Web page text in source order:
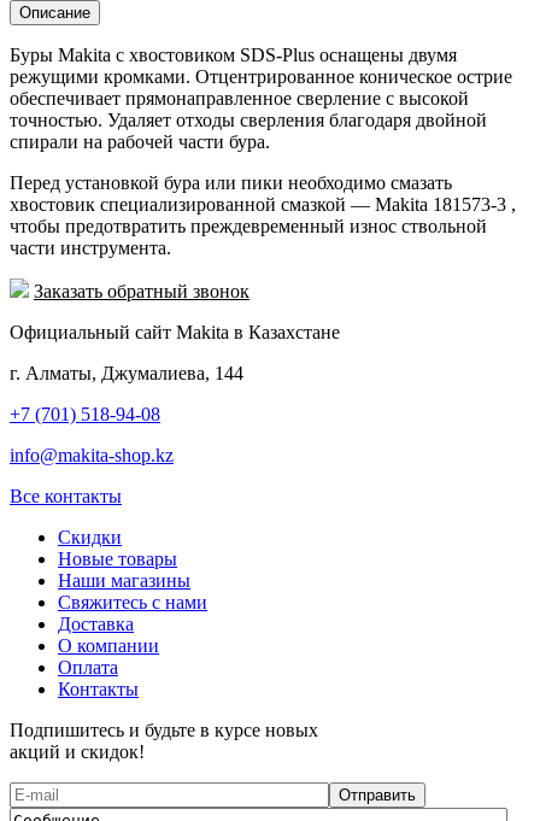
Описание
Буры Makita с хвостовиком SDS-Plus оснащены двумя
режущими кромками. Отцентрированное коническое острие
обеспечивает прямонаправленное сверление с высокой
точностью. Удаляет отходы сверления благодаря двойной
спирали на рабочей части бура.
Перед установкой бура или пики необходимо смазать
хвостовик специализированной смазкой — Makita 181573-3 ,
чтобы предотвратить преждевременный износ ствольной
части инструмента.
Заказать обратный звонок
Официальный сайт Makita в Казахстане
г. Алматы, Джумалиева, 144
+7 (701) 518-94-08
info@makita-shop.kz
Все контакты
Скидки
Новые товары
Наши магазины
Свяжитесь с нами
Доставка
О компании
Оплата
Контакты
Подпишитесь и будьте в курсе новых
акций и скидок!
Отправить